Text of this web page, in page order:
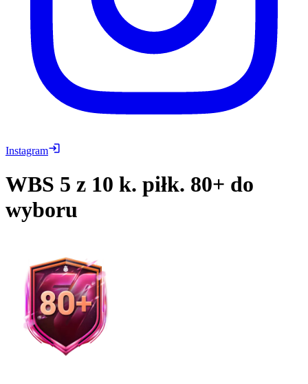
Instagram
WBS 5 z 10 k. piłk. 80+ do
wyboru